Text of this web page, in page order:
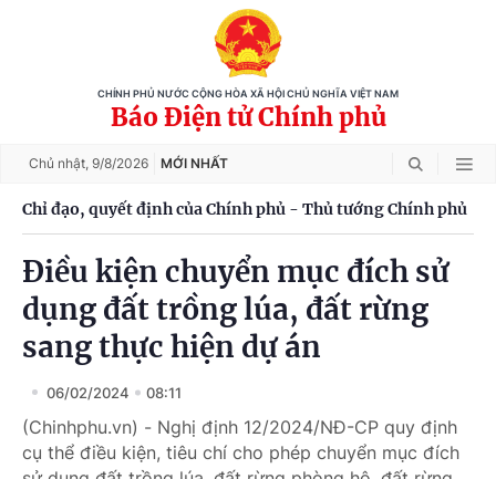
CHÍNH PHỦ NƯỚC CỘNG HÒA XÃ HỘI CHỦ NGHĨA VIỆT NAM
Báo Điện tử Chính phủ
Chủ nhật, 9/8/2026 MỚI NHẤT
Chỉ đạo, quyết định của Chính phủ - Thủ tướng Chính phủ
Điều kiện chuyển mục đích sử
dụng đất trồng lúa, đất rừng
sang thực hiện dự án
06/02/2024 08:11
(Chinhphu.vn) - Nghị định 12/2024/NĐ-CP quy định
cụ thể điều kiện, tiêu chí cho phép chuyển mục đích